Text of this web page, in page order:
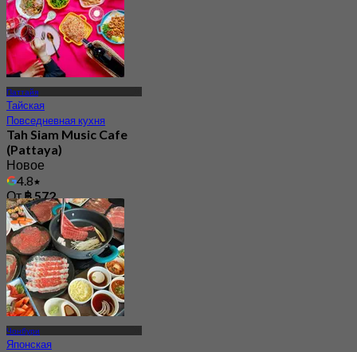
Паттайя
Тайская
Повседневная кухня
Tah Siam Music Cafe
(Pattaya)
Новое
4.8
От฿ 572
Чонбури
Японская